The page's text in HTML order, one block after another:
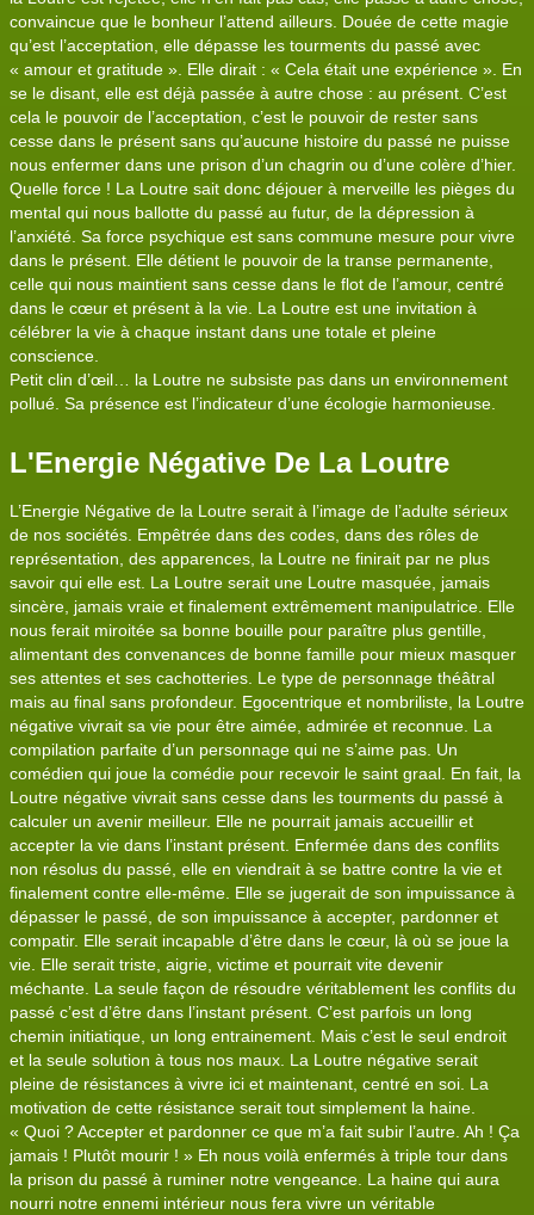
convaincue que le bonheur l’attend ailleurs. Douée de cette magie
qu’est l’acceptation, elle dépasse les tourments du passé avec
« amour et gratitude ». Elle dirait : « Cela était une expérience ». En
se le disant, elle est déjà passée à autre chose : au présent. C’est
cela le pouvoir de l’acceptation, c’est le pouvoir de rester sans
cesse dans le présent sans qu’aucune histoire du passé ne puisse
nous enfermer dans une prison d’un chagrin ou d’une colère d’hier.
Quelle force ! La Loutre sait donc déjouer à merveille les pièges du
mental qui nous ballotte du passé au futur, de la dépression à
l’anxiété. Sa force psychique est sans commune mesure pour vivre
dans le présent. Elle détient le pouvoir de la transe permanente,
celle qui nous maintient sans cesse dans le flot de l’amour, centré
dans le cœur et présent à la vie. La Loutre est une invitation à
célébrer la vie à chaque instant dans une totale et pleine
conscience.
Petit clin d’œil… la Loutre ne subsiste pas dans un environnement
pollué. Sa présence est l’indicateur d’une écologie harmonieuse.
L'Energie Négative De La Loutre
L’Energie Négative de la Loutre serait à l’image de l’adulte sérieux
de nos sociétés. Empêtrée dans des codes, dans des rôles de
représentation, des apparences, la Loutre ne finirait par ne plus
savoir qui elle est. La Loutre serait une Loutre masquée, jamais
sincère, jamais vraie et finalement extrêmement manipulatrice. Elle
nous ferait miroitée sa bonne bouille pour paraître plus gentille,
alimentant des convenances de bonne famille pour mieux masquer
ses attentes et ses cachotteries. Le type de personnage théâtral
mais au final sans profondeur. Egocentrique et nombriliste, la Loutre
négative vivrait sa vie pour être aimée, admirée et reconnue. La
compilation parfaite d’un personnage qui ne s’aime pas. Un
comédien qui joue la comédie pour recevoir le saint graal. En fait, la
Loutre négative vivrait sans cesse dans les tourments du passé à
calculer un avenir meilleur. Elle ne pourrait jamais accueillir et
accepter la vie dans l’instant présent. Enfermée dans des conflits
non résolus du passé, elle en viendrait à se battre contre la vie et
finalement contre elle-même. Elle se jugerait de son impuissance à
dépasser le passé, de son impuissance à accepter, pardonner et
compatir. Elle serait incapable d’être dans le cœur, là où se joue la
vie. Elle serait triste, aigrie, victime et pourrait vite devenir
méchante. La seule façon de résoudre véritablement les conflits du
passé c’est d’être dans l’instant présent. C’est parfois un long
chemin initiatique, un long entrainement. Mais c’est le seul endroit
et la seule solution à tous nos maux. La Loutre négative serait
pleine de résistances à vivre ici et maintenant, centré en soi. La
motivation de cette résistance serait tout simplement la haine.
« Quoi ? Accepter et pardonner ce que m’a fait subir l’autre. Ah ! Ça
jamais ! Plutôt mourir ! » Eh nous voilà enfermés à triple tour dans
la prison du passé à ruminer notre vengeance. La haine qui aura
nourri notre ennemi intérieur nous fera vivre un véritable